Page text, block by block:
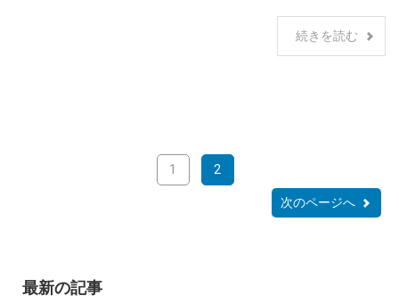
続きを読む
次のページへ
1 2
最新の記事